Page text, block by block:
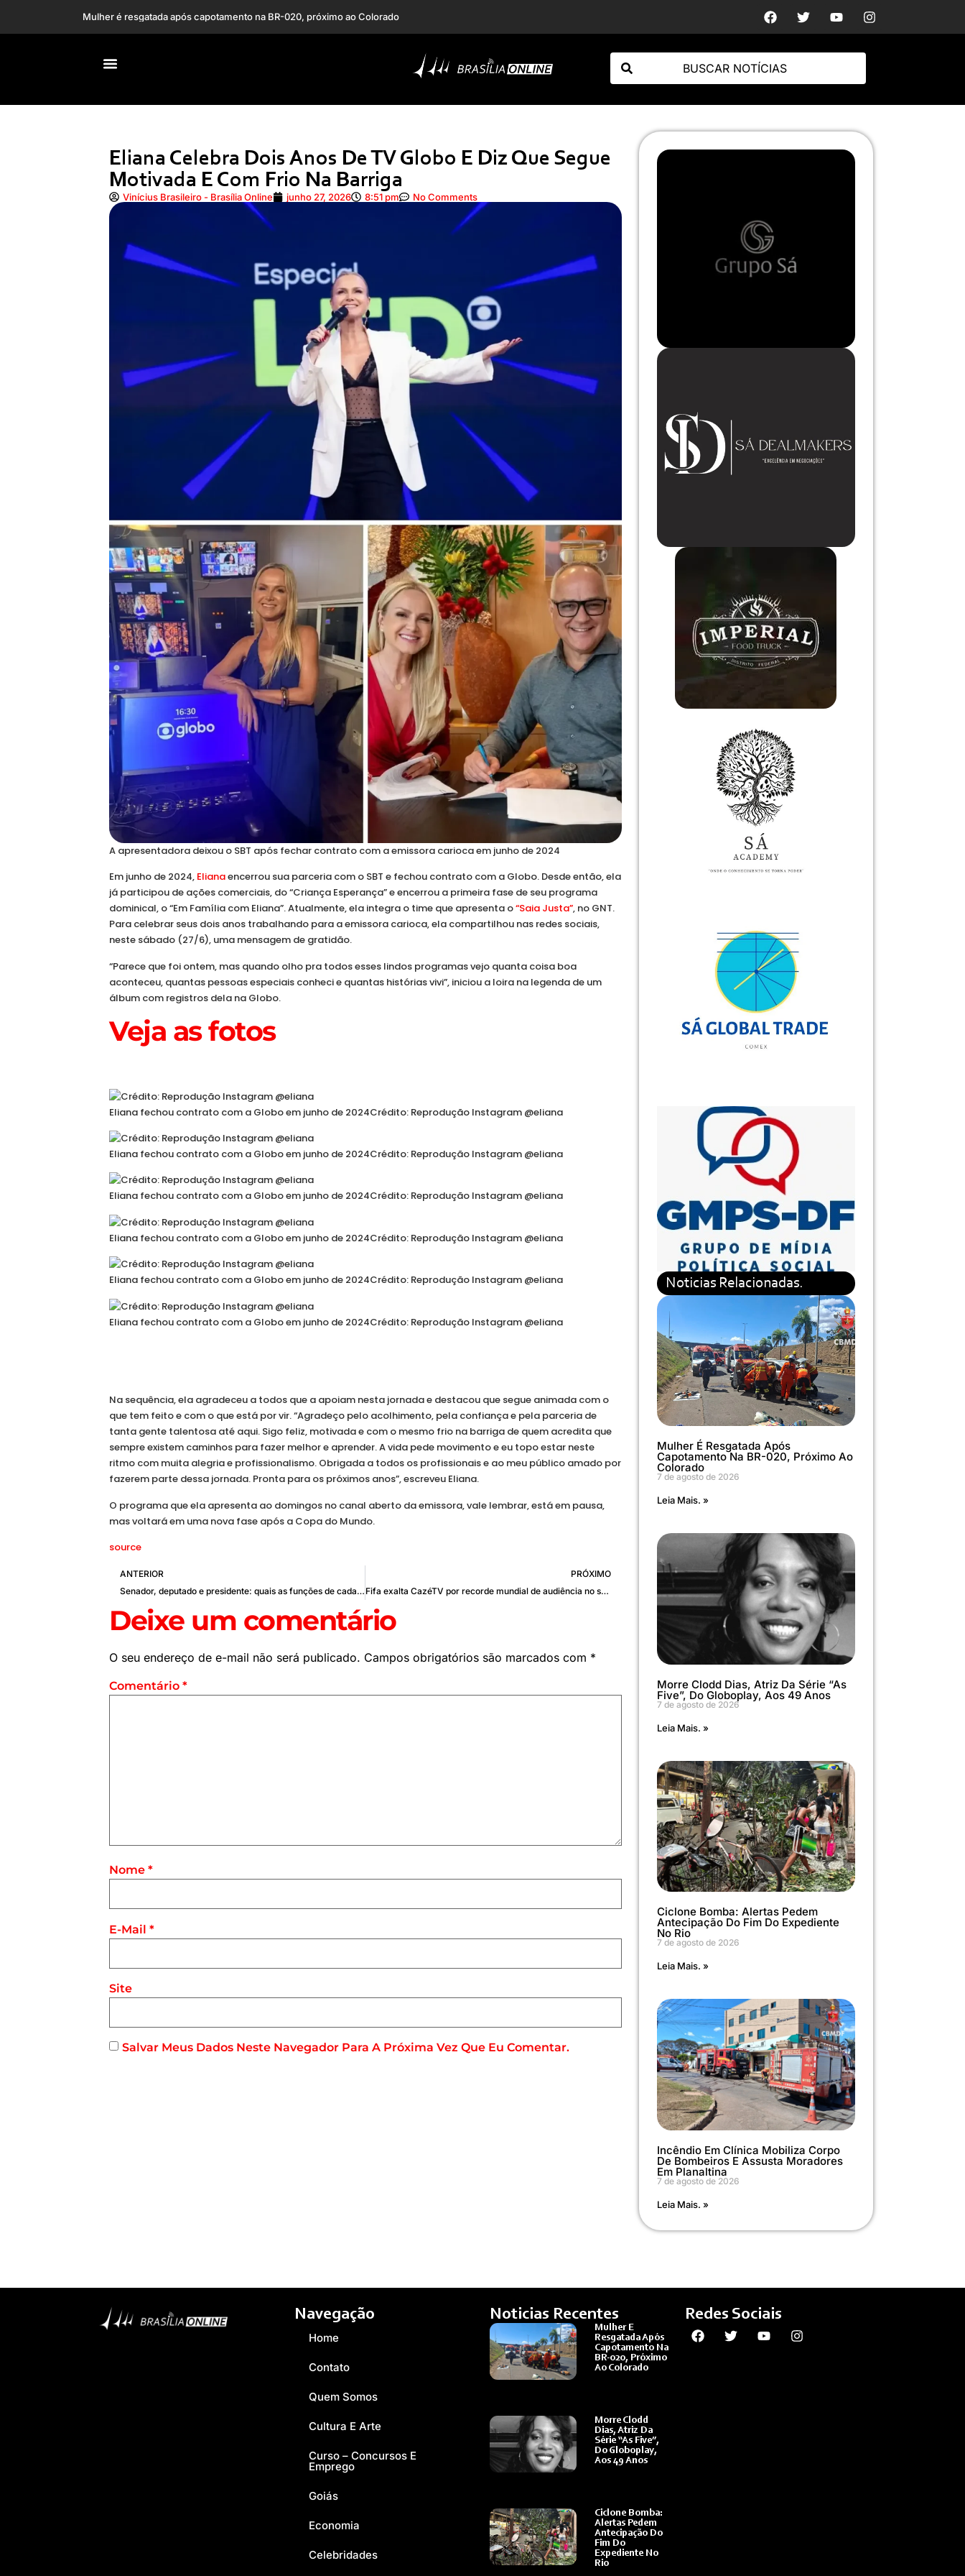
Morre Clodd Dias,
Ciclone bomba: alertas pedem antecipação do fim do expediente no Rio
Eliana Celebra Dois Anos De TV Globo E Diz Que Segue
Motivada E Com Frio Na Barriga
Vinícius Brasileiro - Brasília Online junho 27, 2026 8:51 pm No Comments
A apresentadora deixou o SBT após fechar contrato com a emissora carioca em junho de 2024
Em junho de 2024, Elianaencerrou sua parceria com o SBT e fechou contrato com a Globo. Desde então, ela
já participou de ações comerciais, do “Criança Esperança” e encerrou a primeira fase de seu programa
dominical, o “Em Família com Eliana”. Atualmente, ela integra o time que apresenta o“Saia Justa”, no GNT.
Para celebrar seus dois anos trabalhando para a emissora carioca, ela compartilhou nas redes sociais,
neste sábado (27/6), uma mensagem de gratidão.
“Parece que foi ontem, mas quando olho pra todos esses lindos programas vejo quanta coisa boa
aconteceu, quantas pessoas especiais conheci e quantas histórias vivi”, iniciou a loira na legenda de um
álbum com registros dela na Globo.
Veja as fotos
Eliana fechou contrato com a Globo em junho de 2024Crédito: Reprodução Instagram @eliana
Eliana fechou contrato com a Globo em junho de 2024Crédito: Reprodução Instagram @eliana
Eliana fechou contrato com a Globo em junho de 2024Crédito: Reprodução Instagram @eliana
Eliana fechou contrato com a Globo em junho de 2024Crédito: Reprodução Instagram @eliana
Eliana fechou contrato com a Globo em junho de 2024Crédito: Reprodução Instagram @eliana
Eliana fechou contrato com a Globo em junho de 2024Crédito: Reprodução Instagram @eliana
Na sequência, ela agradeceu a todos que a apoiam nesta jornada e destacou que segue animada com o
que tem feito e com o que está por vir. “Agradeço pelo acolhimento, pela confiança e pela parceria de
tanta gente talentosa até aqui. Sigo feliz, motivada e com o mesmo frio na barriga de quem acredita que
sempre existem caminhos para fazer melhor e aprender. A vida pede movimento e eu topo estar neste
ritmo com muita alegria e profissionalismo. Obrigada a todos os profissionais e ao meu público amado por
fazerem parte dessa jornada. Pronta para os próximos anos”, escreveu Eliana.
O programa que ela apresenta ao domingos no canal aberto da emissora, vale lembrar, está em pausa,
mas voltará em uma nova fase após a Copa do Mundo.
source
ANTERIOR
Senador, deputado e presidente: quais as funções de cada um
PRÓXIMO
Fifa exalta CazéTV por recorde mundial de audiência no streaming
Deixe um comentário
O seu endereço de e-mail não será publicado. Campos obrigatórios são marcados com *
Comentário *
Nome *
E-Mail *
Site
Salvar Meus Dados Neste Navegador Para A Próxima Vez Que Eu Comentar.
Noticias Relacionadas.
Mulher É Resgatada Após
Capotamento Na BR-020, Próximo Ao
Colorado
7 de agosto de 2026
Leia Mais. »
Morre Clodd Dias, Atriz Da Série “As
Five”, Do Globoplay, Aos 49 Anos
7 de agosto de 2026
Leia Mais. »
Ciclone Bomba: Alertas Pedem
Antecipação Do Fim Do Expediente
No Rio
7 de agosto de 2026
Leia Mais. »
Incêndio Em Clínica Mobiliza Corpo
De Bombeiros E Assusta Moradores
Em Planaltina
7 de agosto de 2026
Leia Mais. »
Navegação
Home
Contato
Quem Somos
Cultura E Arte
Curso – Concursos E
Emprego
Goiás
Economia
Celebridades
Noticias Recentes
Mulher É
Resgatada Após
Capotamento Na
BR-020, Próximo
Ao Colorado
Morre Clodd
Dias, Atriz Da
Série “As Five”,
Do Globoplay,
Aos 49 Anos
Ciclone Bomba:
Alertas Pedem
Antecipação Do
Fim Do
Expediente No
Rio
Redes Sociais